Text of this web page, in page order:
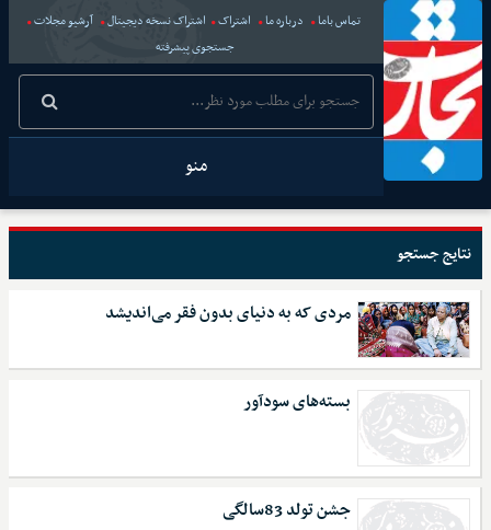
تماس باما درباره ما اشتراک اشتراک نسخه دیجیتال
آرشیو مجلات
جستجوی پیشرفته
منو
نتایج جستجو
مردی که به دنیای بدون فقر می‌اندیشد
بسته‌های سود‌آور
جشن تولد 83‌سالگی